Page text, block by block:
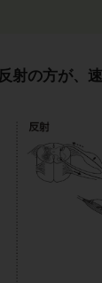
射の方が、